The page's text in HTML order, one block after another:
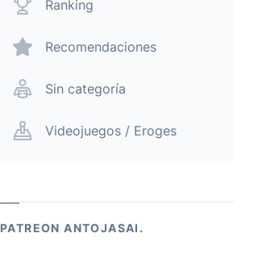
Ranking
Recomendaciones
Sin categoría
Videojuegos / Eroges
PATREON ANTOJASAI.